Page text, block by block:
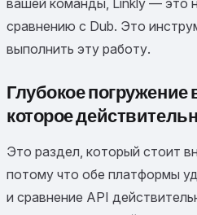
вашей команды, Linkly — это
сравнению с Dub. Это
выполнить эту работу.
Глубокое погружение
которое
Это раздел, который стоит
потому что обе платформы
и сравнение API